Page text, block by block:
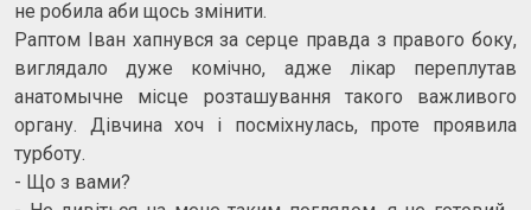
не робила аби щось змінити.
Раптом Іван хапнувся за серце правда з правого боку,
виглядало дуже комічно, адже лікар переплутав
анатомычне місце розташування такого важливого
органу. Дівчина хоч і посміхнулась, проте проявила
турботу.
- Що з вами?